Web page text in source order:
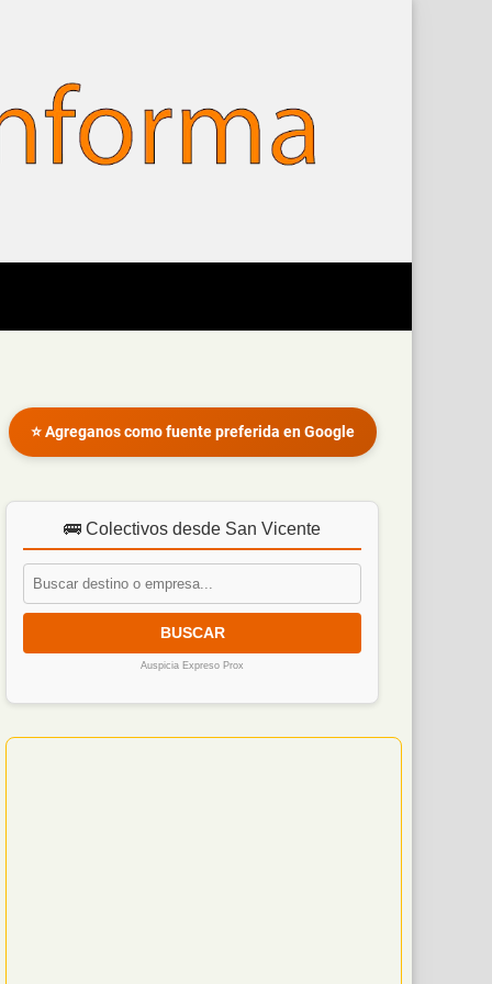
⭐ Agreganos como fuente preferida en Google
🚌 Colectivos desde San Vicente
BUSCAR
Auspicia Expreso Prox